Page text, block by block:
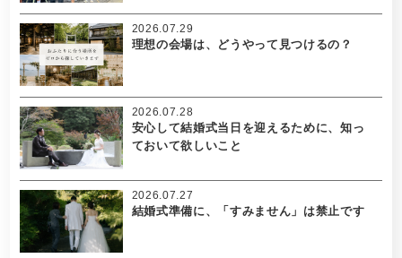
理想の会場は、どうやって見つけるの？
2026.07.29
安心して結婚式当日を迎えるために、知っ
ておいて欲しいこと
2026.07.28
結婚式準備に、「すみません」は禁止です
2026.07.27